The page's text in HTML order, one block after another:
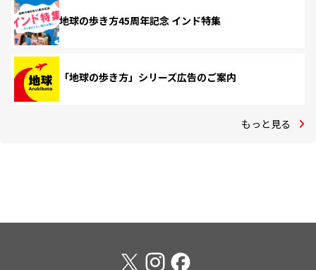
地球の歩き方45周年記念 インド特集
「地球の歩き方」シリーズ広告のご案内
もっと見る